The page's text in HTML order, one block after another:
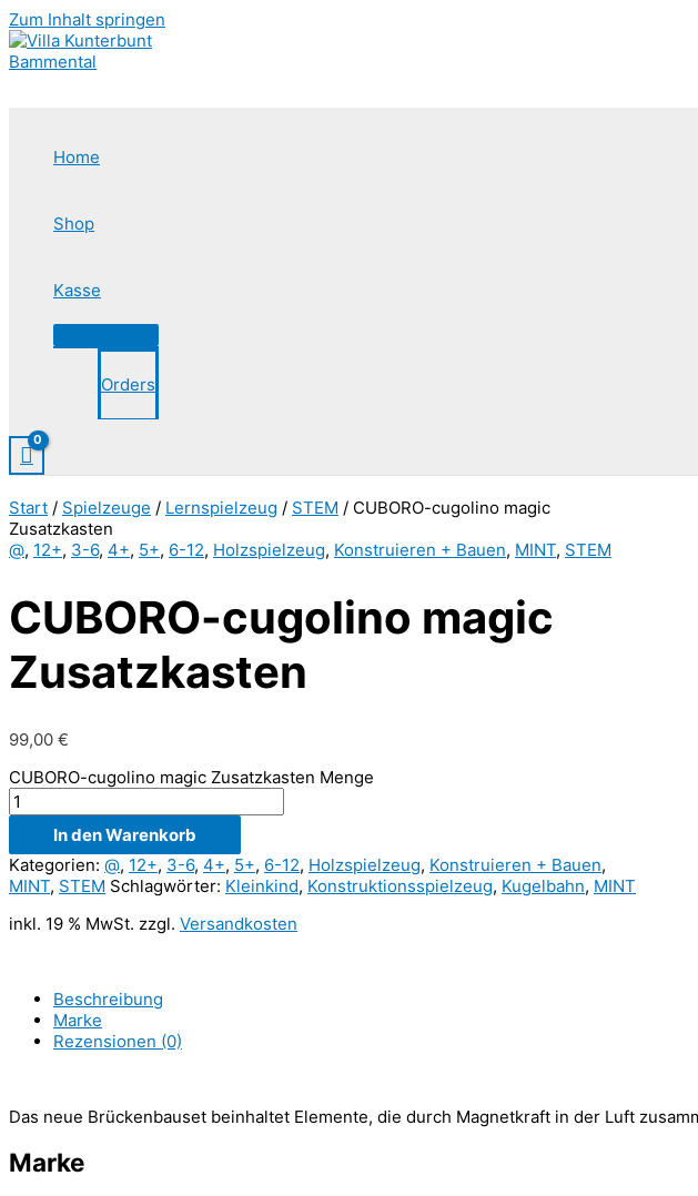
Zum Inhalt springen
Home
Shop
Kasse
Orders
Start / Spielzeuge / Lernspielzeug / STEM / CUBORO-cugolino magic
Zusatzkasten
@, 12+, 3-6, 4+, 5+, 6-12, Holzspielzeug, Konstruieren + Bauen, MINT, STEM
CUBORO-cugolino magic
Zusatzkasten
99,00 €
CUBORO-cugolino magic Zusatzkasten Menge
In den Warenkorb
Kategorien: @, 12+, 3-6, 4+, 5+, 6-12, Holzspielzeug, Konstruieren + Bauen,
MINT, STEM Schlagwörter: Kleinkind, Konstruktionsspielzeug, Kugelbahn, MINT
inkl. 19 % MwSt. zzgl. Versandkosten
Beschreibung
Marke
Rezensionen (0)
Das neue Brückenbauset beinhaltet Elemente, die durch Magnetkraft in der Luft
Marke